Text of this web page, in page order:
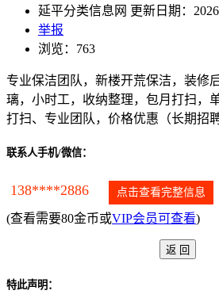
延平分类信息网 更新日期：
举报
浏览：763
专业保洁团队，新楼开荒保洁，装修
璃，小时工，收纳整理，包月打扫，
打扫、专业团队，价格优惠（长期招
联系人手机/微信：
138****2886 点击查看完整信息
(查看需要80金币或VIP会员可查看)
特此声明：